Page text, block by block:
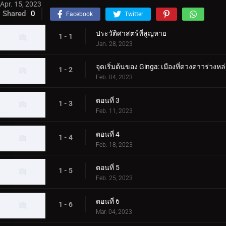
Apr. 15, 2023
Shared 0 Facebook Twitter
1 - 1 ประวัติศาสตร์ที่สูญหาย
Jan. 28, 2023
1 - 2 จุดเริ่มต้นของ Ginga: เมืองที่ดวงดาวร่วงห
Feb. 04, 2023
1 - 3 ตอนที่ 3
Feb. 11, 2023
1 - 4 ตอนที่ 4
Feb. 18, 2023
1 - 5 ตอนที่ 5
Feb. 25, 2023
1 - 6 ตอนที่ 6
Mar. 04, 2023